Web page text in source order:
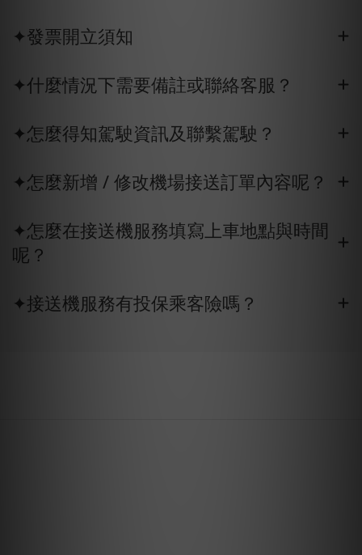
✦發票開立須知
✦什麼情況下需要備註或聯絡客服？
✦怎麼得知駕駛資訊及聯繫駕駛？
✦怎麼新增 / 修改機場接送訂單內容呢？
✦怎麼在接送機服務填寫上車地點與時間
呢？
✦接送機服務有投保乘客險嗎？